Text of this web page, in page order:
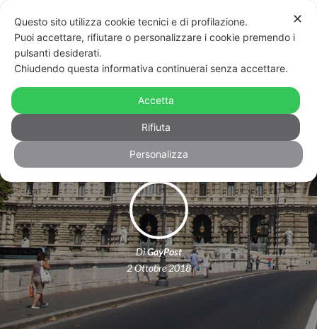
Vessazioni di ogni genere e additato
come gay. Condannato il patrigno
DiGayPost
2 Ottobre 2018
✕
Questo sito utilizza cookie tecnici e di profilazione.
Puoi accettare, rifiutare o personalizzare i cookie premendo i
pulsanti desiderati.
Chiudendo questa informativa continuerai senza accettare.
Accetta
Rifiuta
Personalizza